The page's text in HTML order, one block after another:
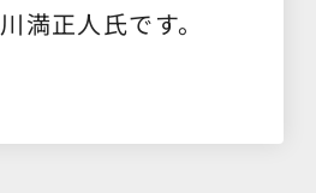
満正人氏です。